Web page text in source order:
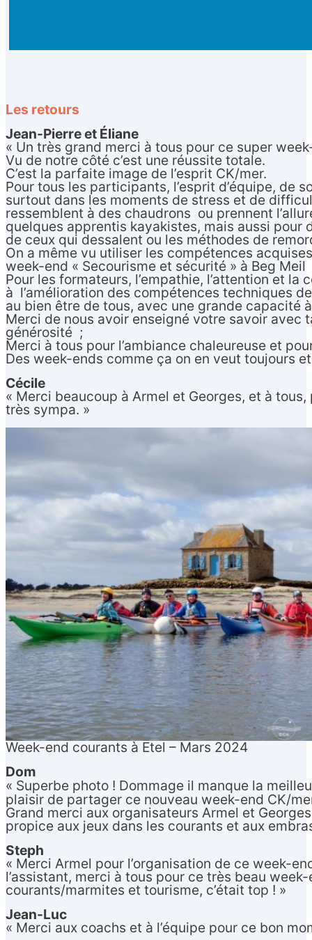
Les retours
Jean-Pierre et Éliane
« Un très grand merci à tous pour ce super
Vu de notre côté c’est une réussite totale.
C’est la parfaite image de l’esprit CK/mer.
Pour tous les participants, l’esprit d’équipe, de
surtout dans les moments de stress et de
ressemblent à des chaudrons ou prennent
quelques apprentis kayakistes, mais aussi pour
de ceux qui dessalent ou les méthodes de
On a même vu utiliser les compétences
week-end « Secourisme et sécurité » à Beg Meil
Pour les formateurs, l’empathie, l’attention et
à l’amélioration des compétences techniques
au bien être de tous, avec une grande capacité
Merci de nous avoir enseigné votre savoir avec
générosité ;
Merci à tous pour l’ambiance chaleureuse et
Des week-ends comme ça on en veut toujours
Cécile
« Merci beaucoup à Armel et Georges, et à
très sympa. »
Week-end courants à Etel – Mars 2024
Dom
« Superbe photo ! Dommage il manque la
plaisir de partager ce nouveau week-end CK/
Grand merci aux organisateurs Armel et
propice aux jeux dans les courants et aux
Steph
« Merci Armel pour l’organisation de ce week-
l’assistant, merci à tous pour ce très beau
courants/marmites et tourisme, c’était top ! »
Jean-Luc
« Merci aux coachs et à l’équipe pour ce bon